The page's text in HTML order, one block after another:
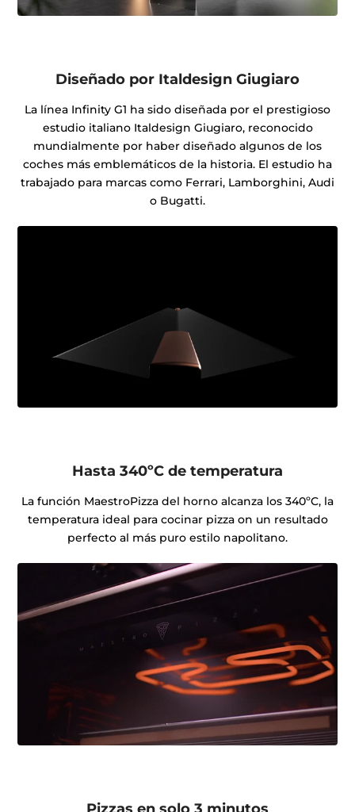
Diseñado por Italdesign Giugiaro
La línea Infinity G1 ha sido diseñada por el prestigioso
estudio italiano Italdesign Giugiaro, reconocido
mundialmente por haber diseñado algunos de los
coches más emblemáticos de la historia. El estudio ha
trabajado para marcas como Ferrari, Lamborghini, Audi
o Bugatti.
Hasta 340ºC de temperatura
La función MaestroPizza del horno alcanza los 340ºC, la
temperatura ideal para cocinar pizza on un resultado
perfecto al más puro estilo napolitano.
Pizzas en solo 3 minutos